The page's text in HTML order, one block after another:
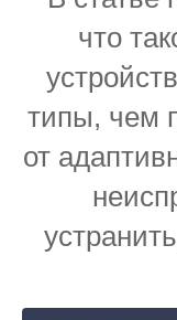
что
типы, чем
от